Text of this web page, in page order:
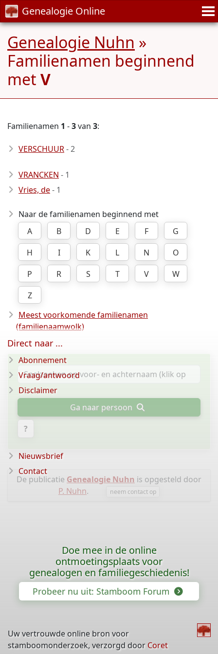
Genealogie Online
Genealogie Nuhn »
Familienamen beginnend
met V
Familienamen 1 -3van 3:
VERSCHUUR- 2
VRANCKEN - 1
Vries, de- 1
Naar de familienamen beginnend met
A
B D E F
G
H
I K L N
O
P
R S T V
W
Z
Meest voorkomende familienamen
(familienaamwolk)
Ga naar persoon
?
De publicatie Genealogie Nuhn is opgesteld door
P. Nuhn. neem contact op
Direct naar ...
Abonnement
Vraag/antwoord
Disclaimer
Nieuwsbrief
Contact
Doe mee in de online
ontmoetingsplaats voor
genealogen en familiegeschiedenis!
Probeer nu uit: Stamboom Forum
Uw vertrouwde online bron voor
stamboomonderzoek, verzorgd door Coret